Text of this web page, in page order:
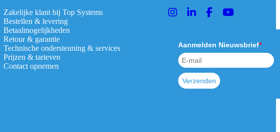
Zakelijke klant bij Top Systems
Bestellen & levering
Betaalmogelijkheden
Retour & garantie
Technische ondersteuning & services
Prijzen & tarieven
Contact opnemen
Aanmelden Nieuwsbrief*
Verzenden